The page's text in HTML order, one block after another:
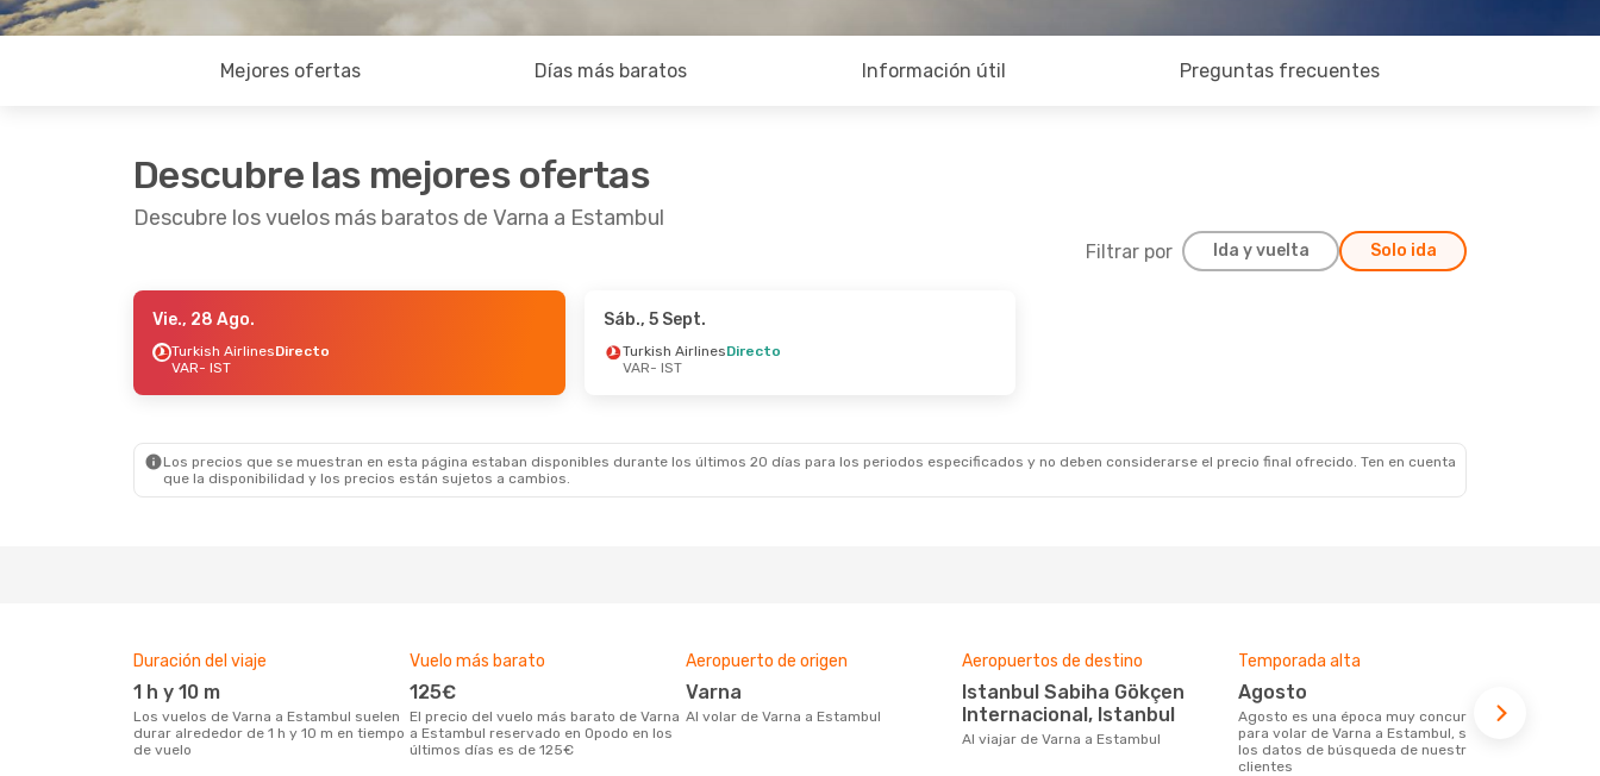
Mejores ofertas Días más baratos Información útil Preguntas frecuentes
Descubre las mejores ofertas
Descubre los vuelos más baratos de Varna a Estambul
Filtrar por Ida y vuelta Solo ida
- Dom., 13 Sept.
Directo
Directo
Vie., 28 Ago.
Turkish AirlinesDirecto
VAR- IST
Sáb., 5 Sept.
Turkish AirlinesDirecto
VAR- IST
Los precios que se muestran en esta página estaban disponibles durante los últimos 20 días para los periodos especificados y no deben considerarse el precio final ofrecido. Ten en cuenta
que la disponibilidad y los precios están sujetos a cambios.
Duración del viaje
1 h y 10 m
Los vuelos de Varna a Estambul suelen
durar alrededor de 1 h y 10 m en tiempo
de vuelo
Vuelo más barato
125€
El precio del vuelo más barato de Varna
a Estambul reservado en Opodo en los
últimos días es de 125€
Aeropuerto de origen
Varna
Al volar de Varna a Estambul
Aeropuertos de destino
Istanbul Sabiha Gökçen
Internacional, Istanbul
Al viajar de Varna a Estambul
Temporada alta
agosto
agosto es una época muy concurrida
para volar de Varna a Estambul, según
los datos de búsqueda de nuestros
clientes